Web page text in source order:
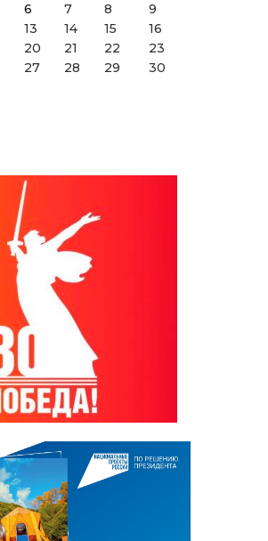
6 7 8
9
13 14 15
16
20 21 22
23
27 28 29
30